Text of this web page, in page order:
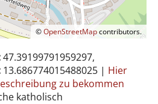
©OpenStreetMapcontributors.
47.39199791959297,
13.686774015488025| Hier
zu bekommen
katholisch